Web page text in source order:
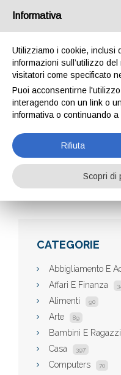
PRIME
Aziende
CATEGORIE
Abbigliamento E
Affari E Finanza
Alimenti 90
Arte 89
Bambini E Ragazzi
Casa 397
Computers 70
Informativa
Utilizziamo i cookie, inclusi
informazioni sull’utilizzo
visitatori come specificato
Puoi acconsentirne
interagendo con un link o
informativa o continuando
Rifiuta
Scopri di